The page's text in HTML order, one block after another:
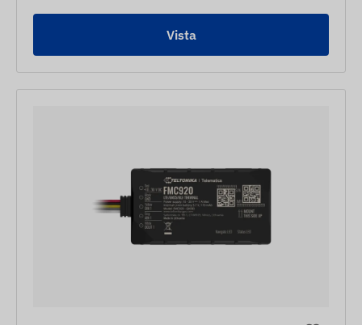
Vista